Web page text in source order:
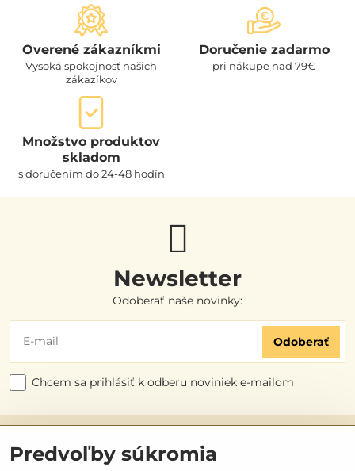
Overené zákazníkmi
Vysoká spokojnosť našich
zákazíkov
Doručenie zadarmo
pri nákupe nad 79€
Množstvo produktov
skladom
s doručením do 24-48 hodín
Newsletter
Odoberať naše novinky:
Odoberať
Chcem sa prihlásiť k odberu noviniek e-mailom
Užitočné odkazy
Predvoľby súkromia